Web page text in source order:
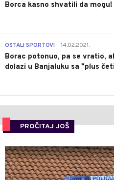
Borca kasno shvatili da mogu!
OSTALI SPORTOVI 14.02.2021.
Borac potonuo, pa se vratio,
dolazi u Banjaluku sa "plus
PROČITAJ JOŠ